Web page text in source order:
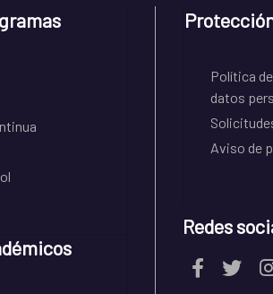
Política
datos
Aviso de
Redes